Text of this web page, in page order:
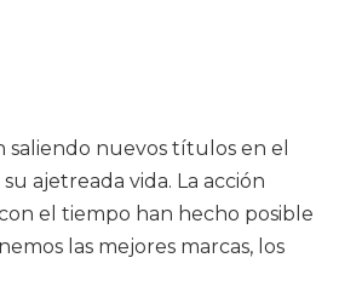
saliendo nuevos títulos en el
ajetreada vida. La acción
el tiempo han hecho posible
las mejores marcas, los